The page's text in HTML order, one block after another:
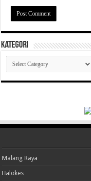
Kategori
Kategori
Malang Raya
Halokes